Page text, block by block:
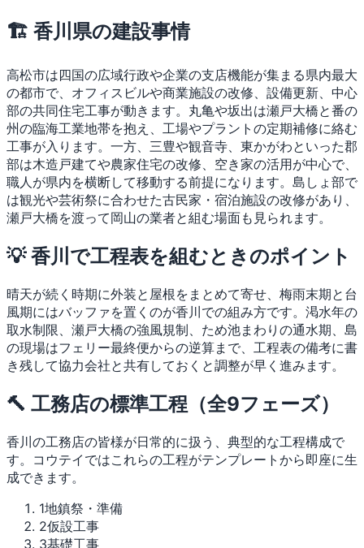
🏗 香川県の建設事情
高松市は四国の広域行政や企業の支店機能が集まる県内最大
の都市で、オフィスビルや商業施設の改修、設備更新、中心
部の共同住宅工事が動きます。丸亀や坂出は瀬戸大橋と番の
州の臨海工業地帯を抱え、工場やプラントの定期補修に絡む
工事が入ります。一方、三豊や観音寺、東かがわといった郡
部は木造戸建てや農家住宅の改修、空き家の活用が中心で、
職人が県内を横断して移動する前提になります。島しょ部で
は観光や芸術祭に合わせた古民家・宿泊施設の改修があり、
瀬戸大橋を渡って岡山の業者と組む場面も見られます。
💡 香川で工程表を組むときのポイント
晴天が続く時期に外装と屋根をまとめて寄せ、梅雨末期と台
風期にはバッファを置くのが香川での組み方です。渇水年の
取水制限、瀬戸大橋の強風規制、ため池まわりの通水期、島
の現場はフェリー最終便からの逆算まで、工程表の備考に書
き残して協力会社と共有しておくと調整が早く進みます。
🔨 工務店の標準工程（全9フェーズ）
香川の工務店の皆様が日常的に扱う、典型的な工程構成で
す。コウテイではこれらの工程がテンプレートから即座に生
成できます。
1地鎮祭・準備
2仮設工事
3基礎工事